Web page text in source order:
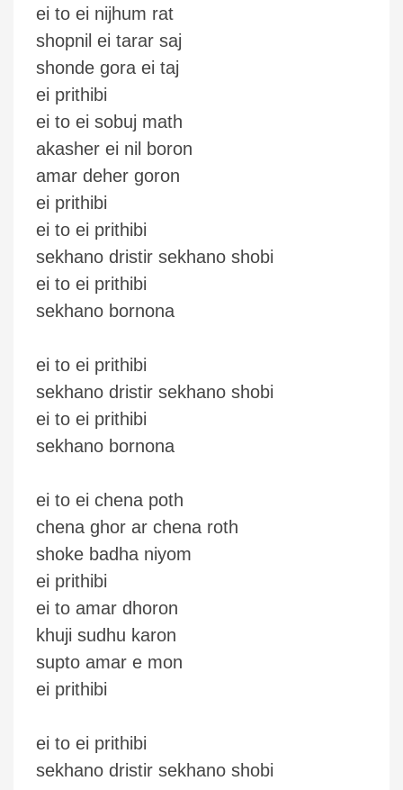
ei to ei nijhum rat
shopnil ei tarar saj
shonde gora ei taj
ei prithibi
ei to ei sobuj math
akasher ei nil boron
amar deher goron
ei prithibi
ei to ei prithibi
sekhano dristir sekhano shobi
ei to ei prithibi
sekhano bornona
ei to ei prithibi
sekhano dristir sekhano shobi
ei to ei prithibi
sekhano bornona
ei to ei chena poth
chena ghor ar chena roth
shoke badha niyom
ei prithibi
ei to amar dhoron
khuji sudhu karon
supto amar e mon
ei prithibi
ei to ei prithibi
sekhano dristir sekhano shobi